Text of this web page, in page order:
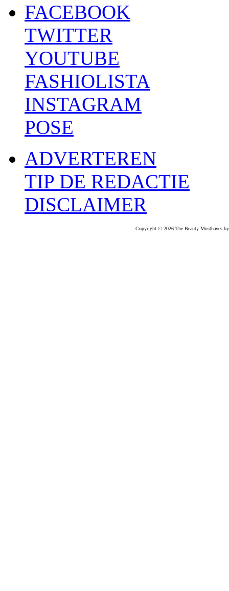
FACEBOOK
TWITTER
YOUTUBE
FASHIOLISTA
INSTAGRAM
POSE
ADVERTEREN
TIP DE REDACTIE
DISCLAIMER
Copyright © 2026 The Beauty Musthaves